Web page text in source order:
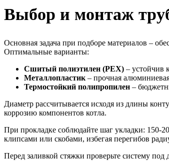
Выбор и монтаж
Основная задача при подборе материалов –
Оптимальные варианты:
Сшитый полиэтилен (PEX) – устойчив
Металлопластик – прочная
Термостойкий полипропилен –
Диаметр рассчитывается исходя из длины
коррозию компонентов котла.
При прокладке соблюдайте шаг укладки:
клипсами или скобами, избегая перегибов
Перед заливкой стяжки проверьте систему